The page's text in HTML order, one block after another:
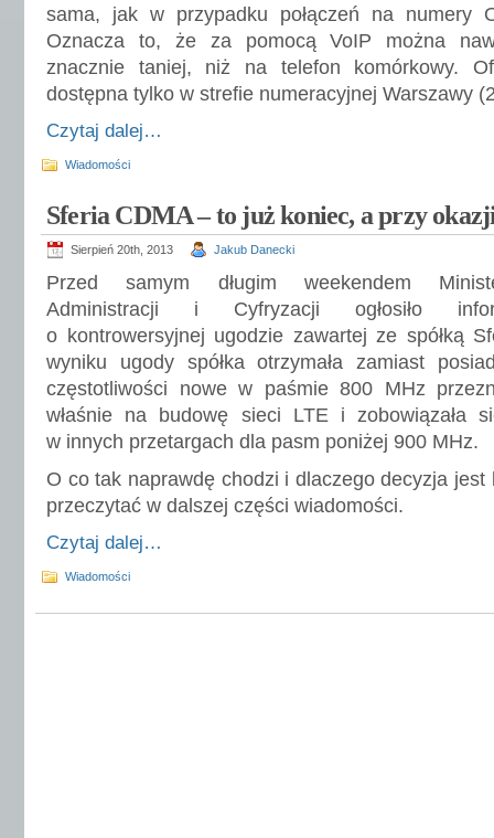
sama, jak w przypadku połączeń na numery
Oznacza to, że za pomocą VoIP można
znacznie taniej, niż na telefon komórkowy.
dostępna tylko w strefie numeracyjnej Warszawy
Czytaj dalej…
Wiadomości
Sferia CDMA – to już koniec, a przy
Sierpień 20th, 2013 Jakub Danecki
Przed samym długim weekendem
Administracji i Cyfryzacji ogłosiło
o kontrowersyjnej ugodzie zawartej ze spółką
wyniku ugody spółka otrzymała zamiast
częstotliwości nowe w paśmie 800 MHz
właśnie na budowę sieci LTE i zobowiązała
w innych przetargach dla pasm poniżej 900 MHz.
O co tak naprawdę chodzi i dlaczego decyzja
przeczytać w dalszej części wiadomości.
Czytaj dalej…
Wiadomości